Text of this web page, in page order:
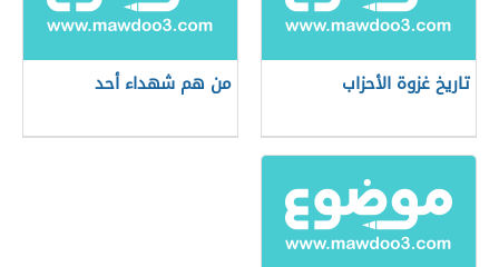
تاريخ غزوة الأحزاب من هم شهداء أحد